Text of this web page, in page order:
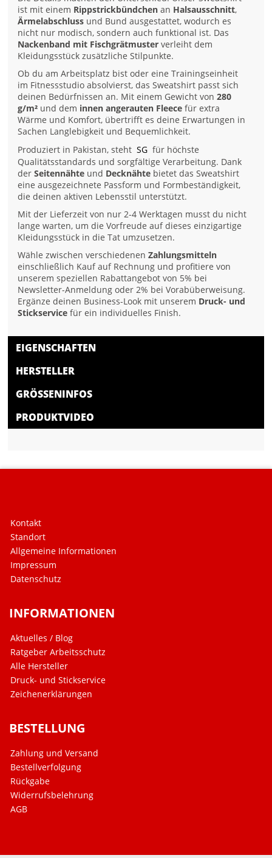
ist mit einem Rippstrickbündchen an Halsausschnitt,
Ärmelabschluss und Bund ausgestattet, wodurch es
nicht nur modisch, sondern auch funktional ist. Das
Nackenband mit Fischgrätmuster verleiht dem
Kleidungsstück zusätzliche Stilpunkte.
Ob du am Arbeitsplatz bist oder eine Trainingseinheit
im Fitnessstudio absolvierst, das Sweatshirt passt sich
deinen Bedürfnissen an. Mit einem Gewicht von280
g/m² und dem innen angerauten Fleece für extra
Wärme und Komfort, übertrifft es deine Erwartungen in
Sachen Langlebigkeit und Bequemlichkeit.
Produziert in Pakistan, steht SG für höchste
Qualitätsstandards und sorgfältige Verarbeitung. Dank
derSeitennähte und Decknähte bietet das Sweatshirt
eine ausgezeichnete Passform und Formbeständigkeit,
die deinen aktiven Lebensstil unterstützt.
Mit der Lieferzeit von nur 2-4 Werktagen musst du nicht
lange warten, um die Vorfreude auf dieses einzigartige
Kleidungsstück in die Tat umzusetzen.
Wähle zwischen verschiedenenZahlungsmitteln
einschließlich Kauf auf Rechnung und profitiere von
unserem speziellen Rabattangebot von 5% bei
Newsletter-Anmeldung oder 2% bei Vorabüberweisung.
Ergänze deinen Business-Look mit unserem Druck- und
Stickservice für ein individuelles Finish.
EIGENSCHAFTEN
HERSTELLER
GRÖSSENINFOS
PRODUKTVIDEO
Kontakt
Standort
Allgemeine Informationen
Impressum
Datenschutz
INFORMATIONEN
Aktuelles / Blog
Ratgeber Arbeitsschutz
Alle Hersteller
Druck- und Stickservice
Zeichenerklärungen
BESTELLUNG
Zahlung und Versand
Bestellverfolgung
Rückgabe
Widerrufsbelehrung
AGB